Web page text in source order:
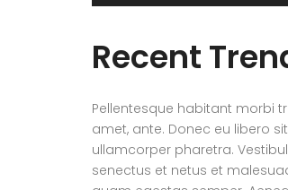
Recent
Pellentesque habitant morbi
amet, ante. Donec eu libero
ullamcorper pharetra.
senectus et netus et